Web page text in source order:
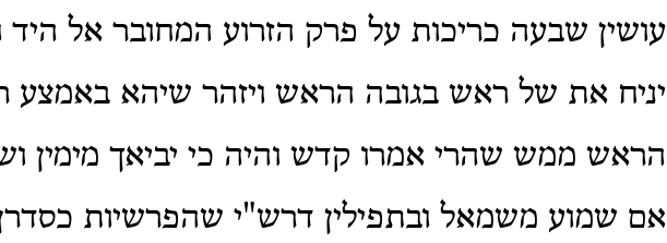
עושין שבעה כריכות על פרק הזרוע המחובר אל היד
יניח את של ראש בגובה הראש ויזהר שיהא באמצע
הראש ממש שהרי אמרו קדש והיה כי יביאך מימין
אם שמוע משמאל ובתפילין דרש"י שהפרשיות כסדרן